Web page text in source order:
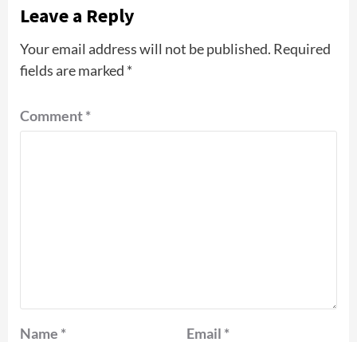
Leave a Reply
Your email address will not be published. Required
fields are marked *
Comment*
Name * Email *